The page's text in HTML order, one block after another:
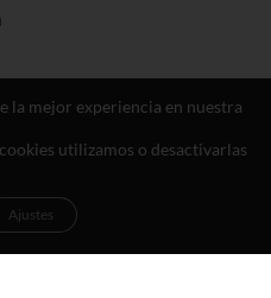
los
la mejor experiencia en nuestra
utilizamos o desactivarlas
Ajustes